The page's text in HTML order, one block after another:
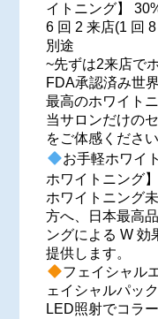
イトニング】
6 回 2 来店(1 回
別途
~先ずは2来店で
FDA承認済み世
最高のホワイト
当サロンだけの
をご体感ください
お手軽ホワイ
ホワイトニング
ホワイトニング
方へ、日本最高
ングによる W 効
提供します。
フェイシャル
ェイシャルパッ
LED照射でコラ